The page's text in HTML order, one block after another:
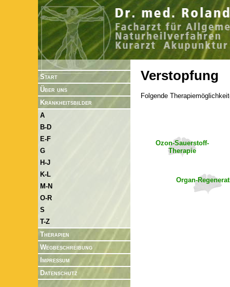
Start
Über uns
Krankheitsbilder
A
B-D
E-F
G
H-J
K-L
M-N
O-R
S
T-Z
Therapien
Wegbeschreibung
Impressum
Datenschutz
Verstopfung
Folgende
Organ-
Ozon-Sauerstoff-
Therapie